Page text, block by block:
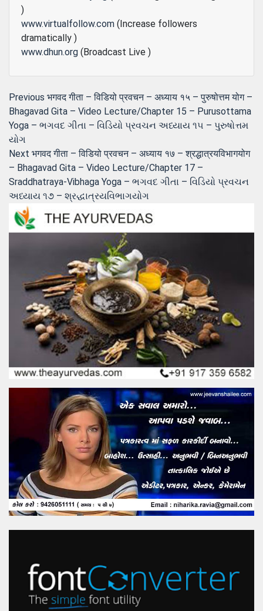
)
www.virtualfollow.com (Increase followers
dramatically )
www.dhun.org (Broadcast Live )
Post
navigation
Previous Previous
post:
भगवद गीता – विडियो प्रवचन – अध्याय १५ – पुरुषोत्तम योग –
Bhagavad Gita – Video Lecture/Chapter 15 – Purusottama
Yoga – ભગવદ ગીતા – વિડિયો પ્રવચન અધ્યાય ૧૫ – પુરુષોત્તમ
યોગ
Next Next
post:
भगवद गीता – विडियो प्रवचन – अध्याय १७ – श्रद्धात्रयविभागयोग
– Bhagavad Gita – Video Lecture/Chapter 17 –
Sraddhatraya-Vibhaga Yoga – ભગવદ ગીતા – વિડિયો પ્રવચન
અધ્યાય ૧૭ – શ્રદ્ધાત્રયવિભાગયોગ